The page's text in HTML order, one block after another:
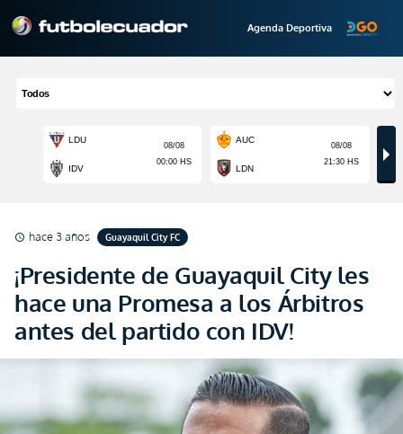
Agenda Deportiva
schedule hace 3 años Guayaquil City FC
¡Presidente de Guayaquil City les
hace una Promesa a los Árbitros
antes del partido con IDV!